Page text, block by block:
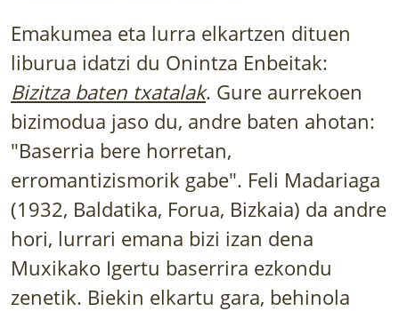
LANDAREPEDIA
ALBISTEAK
LURRAREN AGENDA
AZOKA
Emakumea eta lurra elkartzen dituen
liburua idatzi du Onintza Enbeitak:
Bizitza baten txatalak. Gure aurrekoen
bizimodua jaso du, andre baten ahotan:
"Baserria bere horretan,
erromantizismorik gabe". Feli Madariaga
(1932, Baldatika, Forua, Bizkaia) da andre
hori, lurrari emana bizi izan dena
Muxikako Igertu baserrira ezkondu
zenetik. Biekin elkartu gara, behinola